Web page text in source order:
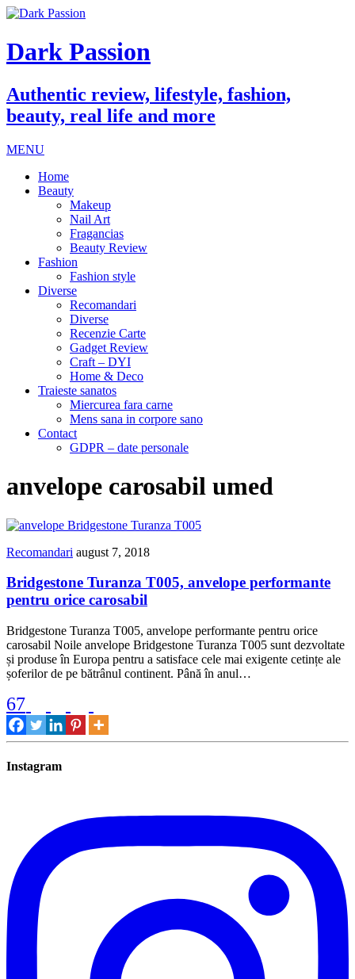
Dark Passion
Authentic review, lifestyle, fashion,
beauty, real life and more
MENU
Home
Beauty
Makeup
Nail Art
Fragancias
Beauty Review
Fashion
Fashion style
Diverse
Recomandari
Diverse
Recenzie Carte
Gadget Review
Craft – DYI
Home & Deco
Traieste sanatos
Miercurea fara carne
Mens sana in corpore sano
Contact
GDPR – date personale
anvelope carosabil umed
Recomandari august 7, 2018
Bridgestone Turanza T005, anvelope performante
pentru orice carosabil
Bridgestone Turanza T005, anvelope performante pentru orice
carosabil Noile anvelope Bridgestone Turanza T005 sunt dezvoltate
și produse în Europa pentru a satisface cele mai exigente cetințe ale
șoferilor de pe bătrânul continent. Până în anul…
67
Instagram